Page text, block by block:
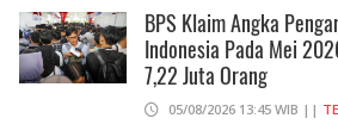
BPS Klaim Angka
Indonesia Pada Mei
7,22 Juta Orang
05/08/2026 13:45 WIB ||